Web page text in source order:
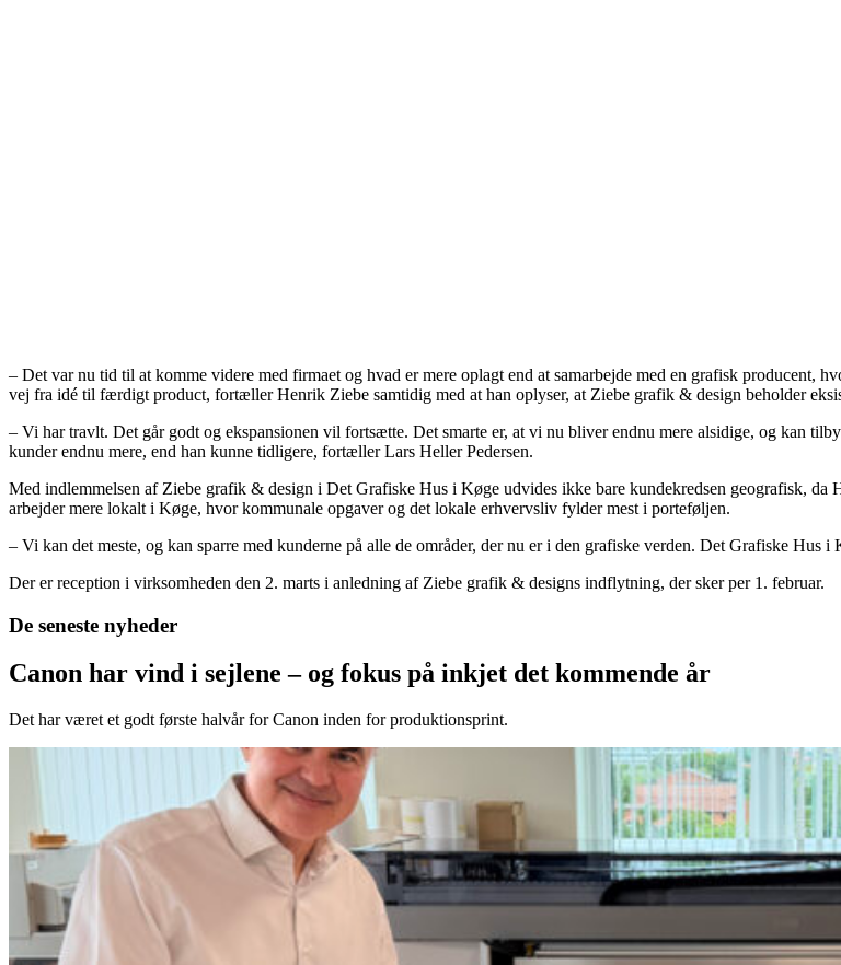
– Det var nu tid til at komme videre med firmaet og hvad er mere oplagt end at samarbejde med en grafisk producent,
vej fra idé til færdigt product, fortæller Henrik Ziebe samtidig med at han oplyser, at Ziebe grafik & design beholder
– Vi har travlt. Det går godt og ekspansionen vil fortsætte. Det smarte er, at vi nu bliver endnu mere alsidige, og kan
kunder endnu mere, end han kunne tidligere, fortæller Lars Heller Pedersen.
Med indlemmelsen af Ziebe grafik & design i Det Grafiske Hus i Køge udvides ikke bare kundekredsen geografisk,
arbejder mere lokalt i Køge, hvor kommunale opgaver og det lokale erhvervsliv fylder mest i porteføljen.
– Vi kan det meste, og kan sparre med kunderne på alle de områder, der nu er i den grafiske verden. Det Grafiske
Der er reception i virksomheden den 2. marts i anledning af Ziebe grafik & designs indflytning, der sker per 1. februar.
De seneste nyheder
Canon har vind i sejlene – og fokus på inkjet det kommende år
Det har været et godt første halvår for Canon inden for produktionsprint.